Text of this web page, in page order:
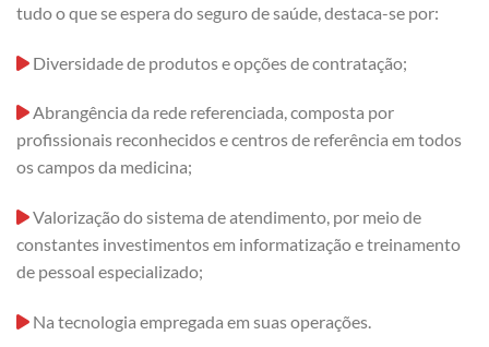
tudo o que se espera do seguro de saúde, destaca-se por:
Diversidade de produtos e opções de contratação;
Abrangência da rede referenciada, composta por
profissionais reconhecidos e centros de referência em todos
os campos da medicina;
Valorização do sistema de atendimento, por meio de
constantes investimentos em informatização e treinamento
de pessoal especializado;
Na tecnologia empregada em suas operações.